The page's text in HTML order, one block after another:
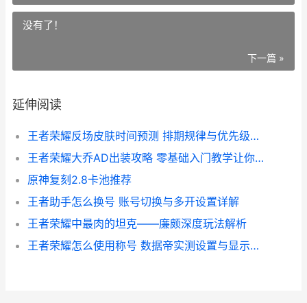
没有了！
下一篇 »
延伸阅读
王者荣耀反场皮肤时间预测 排期规律与优先级分析
王者荣耀大乔AD出装攻略 零基础入门教学让你少走弯路
原神复刻2.8卡池推荐
王者助手怎么换号 账号切换与多开设置详解
王者荣耀中最肉的坦克——廉颇深度玩法解析
王者荣耀怎么使用称号 数据帝实测设置与显示全解析